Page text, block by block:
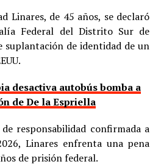
Linares, de 45 años, se declaró
Federal del Distrito Sur de
de identidad de un
desactiva autobús bomba a
de De la Espriella
responsabilidad confirmada a
Linares enfrenta una pena
de prisión federal.